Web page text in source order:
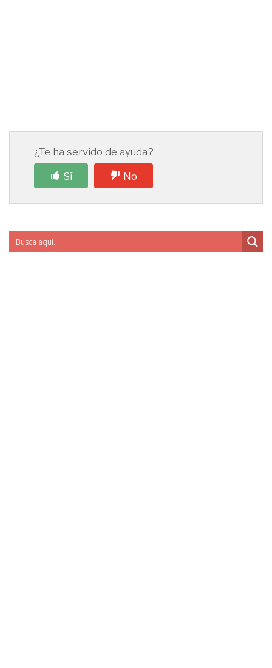
¿Te ha servido de ayuda?
Sí
No